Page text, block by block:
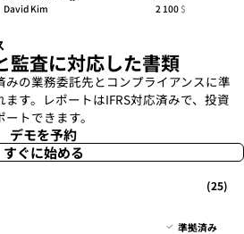
David Kim 2 100 $
監査に対応した書類
の業務委託先とコンプライアンスに準
す。レポートはIFRS対応済みで、投資
トできます。
デモを予約
すぐに始める
(25)
準拠済み